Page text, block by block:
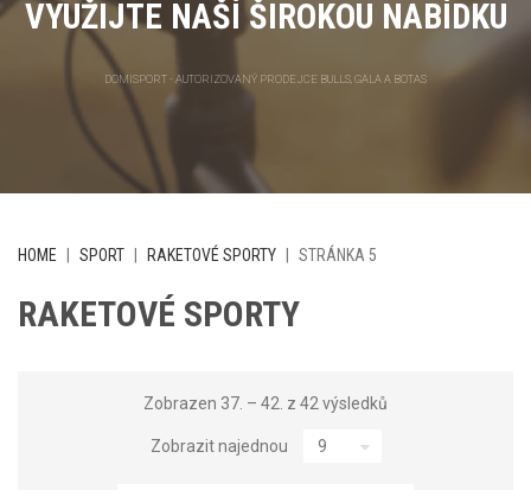
VYUŽIJTE NAŠÍ ŠIROKOU NABÍDKU
DOMISPORT - AUTORIZOVANÝ PRODEJCE BULLS, GALA A BOTAS
HOME SPORT RAKETOVÉ SPORTY STRÁNKA 5
RAKETOVÉ SPORTY
Zobrazen 37. – 42. z 42 výsledků
Zobrazit najednou